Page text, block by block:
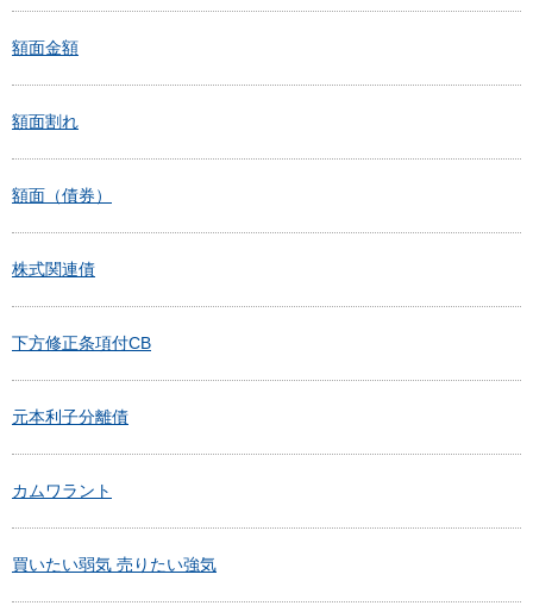
額面金額
額面割れ
額面（債券）
株式関連債
下方修正条項付CB
元本利子分離債
カムワラント
買いたい弱気 売りたい強気